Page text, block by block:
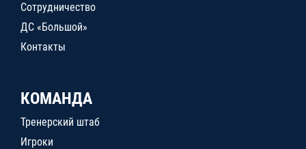
Сотрудничество
ДС «Большой»
Контакты
КОМАНДА
Тренерский штаб
Игроки